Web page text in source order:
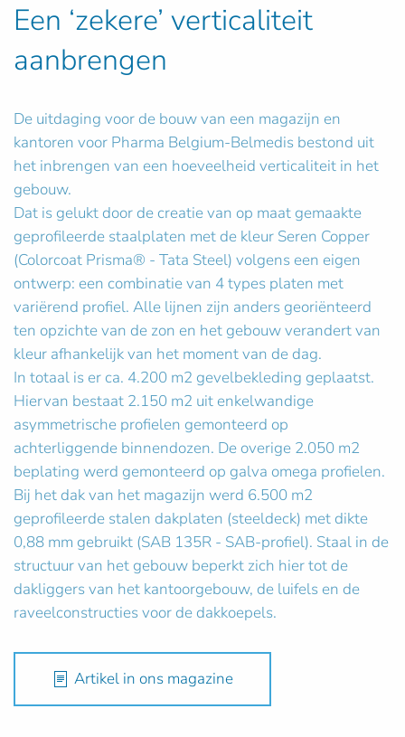
Een ‘zekere’ verticaliteit
aanbrengen
De uitdaging voor de bouw van een magazijn en
kantoren voor Pharma Belgium-Belmedis bestond uit
het inbrengen van een hoeveelheid verticaliteit in het
gebouw.
Dat is gelukt door de creatie van op maat gemaakte
geprofileerde staalplaten met de kleur Seren Copper
(Colorcoat Prisma® - Tata Steel) volgens een eigen
ontwerp: een combinatie van 4 types platen met
variërend profiel. Alle lijnen zijn anders georiënteerd
ten opzichte van de zon en het gebouw verandert van
kleur afhankelijk van het moment van de dag.
In totaal is er ca. 4.200 m2 gevelbekleding geplaatst.
Hiervan bestaat 2.150 m2 uit enkelwandige
asymmetrische profielen gemonteerd op
achterliggende binnendozen. De overige 2.050 m2
beplating werd gemonteerd op galva omega profielen.
Bij het dak van het magazijn werd 6.500 m2
geprofileerde stalen dakplaten (steeldeck) met dikte
0,88 mm gebruikt (SAB 135R - SAB-profiel). Staal in de
structuur van het gebouw beperkt zich hier tot de
dakliggers van het kantoorgebouw, de luifels en de
raveelconstructies voor de dakkoepels.
Artikel in ons magazine